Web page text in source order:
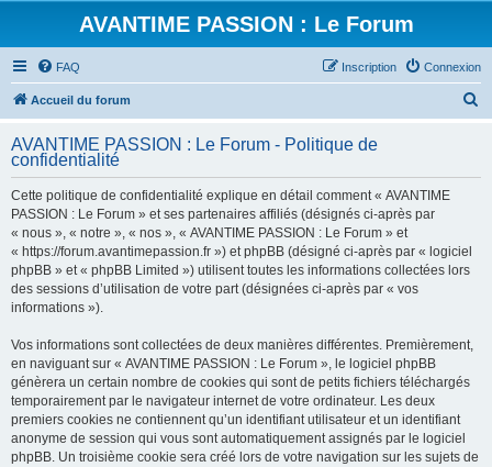
AVANTIME PASSION : Le Forum
FAQ Connexion
Inscription
Accueil du forum
h
AVANTIME PASSION : Le Forum - Politique de
confidentialité
Cette politique de confidentialité explique en détail comment « AVANTIME
PASSION : Le Forum » et ses partenaires affiliés (désignés ci-après par
« nous », « notre », « nos », « AVANTIME PASSION : Le Forum » et
« https://forum.avantimepassion.fr ») et phpBB (désigné ci-après par « logiciel
phpBB » et « phpBB Limited ») utilisent toutes les informations collectées lors
des sessions d’utilisation de votre part (désignées ci-après par « vos
informations »).
Vos informations sont collectées de deux manières différentes. Premièrement,
en naviguant sur « AVANTIME PASSION : Le Forum », le logiciel phpBB
génèrera un certain nombre de cookies qui sont de petits fichiers téléchargés
temporairement par le navigateur internet de votre ordinateur. Les deux
premiers cookies ne contiennent qu’un identifiant utilisateur et un identifiant
anonyme de session qui vous sont automatiquement assignés par le logiciel
phpBB. Un troisième cookie sera créé lors de votre navigation sur les sujets de